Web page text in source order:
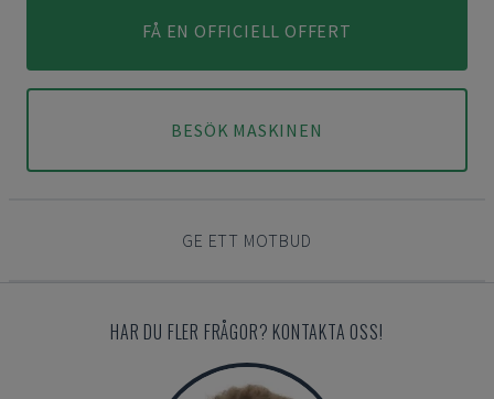
FÅ EN OFFICIELL OFFERT
BESÖK MASKINEN
GE ETT MOTBUD
HAR DU FLER FRÅGOR? KONTAKTA OSS!